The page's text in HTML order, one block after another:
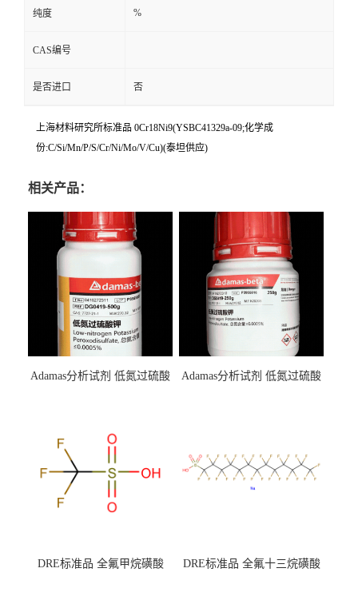
纯度 %
CAS编号
是否进口 否
上海材料研究所标准品 0Cr18Ni9(YSBC41329a-09;化学成
份:C/Si/Mn/P/S/Cr/Ni/Mo/V/Cu)(泰坦供应)
相关产品：
Adamas分析试剂 低氮过硫酸
（泰坦现货供应）
Adamas分析试剂 低氮过硫酸
DRE标准品 全氟甲烷磺酸
DRE标准品 全氟十三烷磺酸